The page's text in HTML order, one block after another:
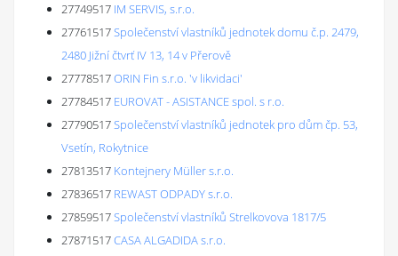
27749517 IM SERVIS, s.r.o.
27761517Společenství vlastníků jednotek domu č.p. 2479,
2480 Jižní čtvrť IV 13, 14 v Přerově
27778517ORIN Fin s.r.o. 'v likvidaci'
27784517 EUROVAT - ASISTANCE spol. s r.o.
27790517Společenství vlastníků jednotek pro dům čp. 53,
Vsetín, Rokytnice
27813517 Kontejnery Müller s.r.o.
27836517 REWAST ODPADY s.r.o.
27859517Společenství vlastníků Strelkovova 1817/5
27871517CASA ALGADIDA s.r.o.